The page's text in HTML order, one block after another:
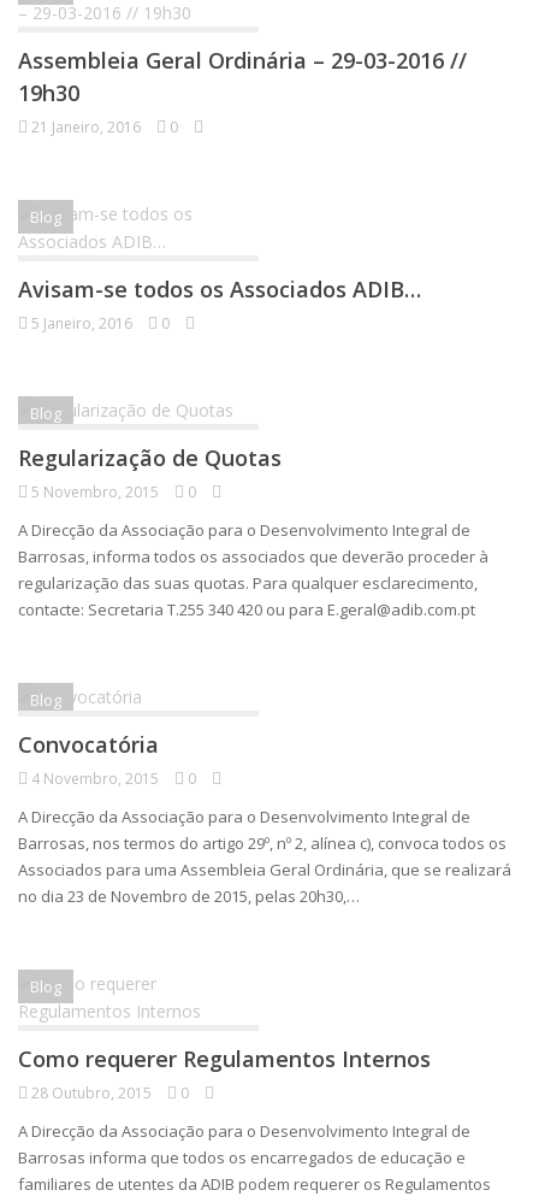
Assembleia Geral Ordinária – 29-03-2016 //
19h30
21 Janeiro, 2016 0
Blog
Avisam-se todos os Associados ADIB…
5 Janeiro, 2016 0
Blog
Regularização de Quotas
5 Novembro, 2015 0
A Direcção da Associação para o Desenvolvimento Integral de
Barrosas, informa todos os associados que deverão proceder à
regularização das suas quotas. Para qualquer esclarecimento,
contacte: Secretaria T.255 340 420 ou para E.geral@adib.com.pt
Blog
Convocatória
4 Novembro, 2015 0
A Direcção da Associação para o Desenvolvimento Integral de
Barrosas, nos termos do artigo 29º, nº 2, alínea c), convoca todos os
Associados para uma Assembleia Geral Ordinária, que se realizará
no dia 23 de Novembro de 2015, pelas 20h30,…
Blog
Como requerer Regulamentos Internos
28 Outubro, 2015 0
A Direcção da Associação para o Desenvolvimento Integral de
Barrosas informa que todos os encarregados de educação e
familiares de utentes da ADIB podem requerer os Regulamentos